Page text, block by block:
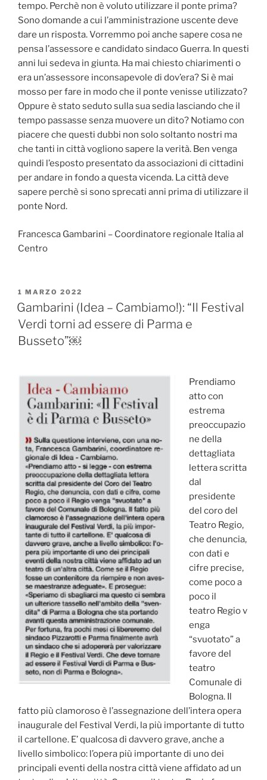
tempo. Perchè non è voluto utilizzare il ponte prima?
Sono domande a cui l’amministrazione uscente deve
dare un risposta. Vorremmo poi anche sapere cosa ne
pensa l’assessore e candidato sindaco Guerra. In questi
anni lui sedeva in giunta. Ha mai chiesto chiarimenti o
era un’assessore inconsapevole di dov’era? Si è mai
mosso per fare in modo che il ponte venisse utilizzato?
Oppure è stato seduto sulla sua sedia lasciando che il
tempo passasse senza muovere un dito? Notiamo con
piacere che questi dubbi non solo soltanto nostri ma
che tanti in città vogliono sapere la verità. Ben venga
quindi l’esposto presentato da associazioni di cittadini
per andare in fondo a questa vicenda. La città deve
sapere perchè si sono sprecati anni prima di utilizzare il
ponte Nord.
Francesca Gambarini – Coordinatore regionale Italia al
Centro
PUBBLICATO
IL
1 MARZO 2022
Gambarini (Idea – Cambiamo!): “Il Festival
Verdi torni ad essere di Parma e
Busseto”￼
Prendiamo
atto con
estrema
preoccupazio
ne della
dettagliata
lettera scritta
dal
presidente
del coro del
Teatro Regio,
che denuncia,
con dati e
cifre precise,
come poco a
poco il
teatro Regio v
enga
“svuotato” a
favore del
teatro
Comunale di
Bologna. Il
fatto più clamoroso è l’assegnazione dell’intera opera
inaugurale del Festival Verdi, la più importante di tutto
il cartellone. E’ qualcosa di davvero grave, anche a
livello simbolico: l’opera più importante di uno dei
principali eventi della nostra città viene affidato ad un